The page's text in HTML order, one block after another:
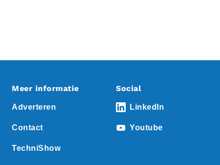
Meer informatie
Adverteren
Contact
TechniShow
Social
LinkedIn
Youtube